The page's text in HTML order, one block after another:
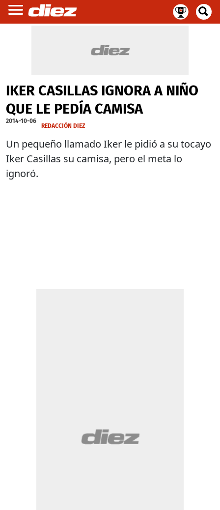
IKER CASILLAS IGNORA A NIÑO
QUE LE PEDÍA CAMISA
2014-10-06
REDACCIÓN DIEZ
Un pequeño llamado Iker le pidió a su tocayo
Iker Casillas su camisa, pero el meta lo
ignoró.